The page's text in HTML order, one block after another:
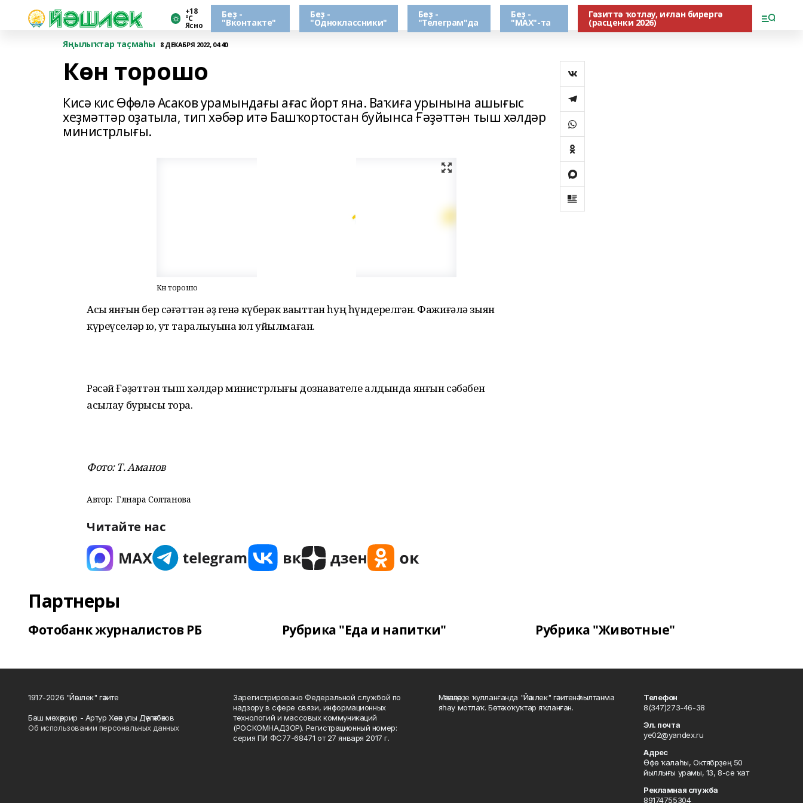
+18
°С
Ясно
Беҙ -
"Вконтакте"
Беҙ -
"Одноклассники"
Беҙ -
"Телеграм"да
Беҙ -
"МАХ"-та
Гәзиттә ҡотлау, иғлан бирергә
(расценки 2026)
Яңылыҡтар таҫмаһы
8 ДЕКАБРЯ 2022, 04:40
Көн торошо
Кисә кис Өфөлә Асаков урамындағы ағас йорт яна. Ваҡиға урынына ашығыс
хеҙмәттәр оҙатыла, тип хәбәр итә Башҡортостан буйынса Ғәҙәттән тыш хәлдәр
министрлығы.
Көн торошо
Асыҡ янғын бер сәғәттән әҙ генә күберәк ваҡыттан һуң һүндерелгән. Фажиғәлә зыян
күреүселәр юҡ, ут таралыуына юл ҡуйылмаған.
Рәсәй Ғәҙәттән тыш хәлдәр министрлығы дознавателе алдында янғын сәбәбен
асыҡлау бурысы тора.
Фото: Т. Аманов
Автор: Гөлнара Солтанова
Читайте нас
Партнеры
Фотобанк журналистов РБ Рубрика "Еда и напитки" Рубрика "Животные"
1917-2026 "Йәшлек" гәзите
Баш мөхәррир - Артур Хәсән улы Дәүләтбәков
Об использовании персональных данных
Зарегистрировано Федеральной службой по
надзору в сфере связи, информационных
технологий и массовых коммуникаций
(РОСКОМНАДЗОР). Регистрационный номер:
серия ПИ ФС77-68471 от 27 января 2017 г.
Мәҡәләләрҙе ҡулланғанда "Йәшлек" гәзитенә һылтанма
яһау мотлаҡ. Бөтә хоҡуҡтар яҡланған.
Телефон
8(347)273-46-38
Эл. почта
ye02@yandex.ru
Адрес
Өфө ҡалаһы, Октябрҙең 50
йыллығы урамы, 13, 8-се ҡат
Рекламная служба
89174755304